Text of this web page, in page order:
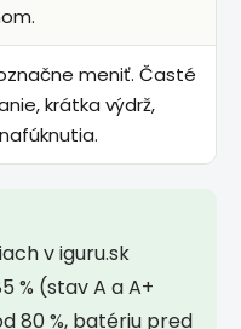
meniť. Časté
krátka výdrž,
v iguru.sk
% (stav A a A+
80 %, batériu pred